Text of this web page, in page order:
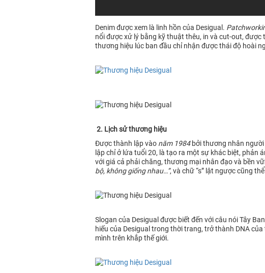
Denim được xem là linh hồn của Desigual.
nổi được xử lý bằng kỹ thuật thêu, in và cut-out,
thương hiệu lúc ban đầu chỉ nhận được thái độ hoài
2. Lịch sử thương hiệu
Được thành lập vào năm 1984bởi thương nhân người
lập chỉ ở lứa tuổi 20, là tạo ra một sự khác biệt, phản
với giá cả phải chăng, thương mại nhân đạo và bền
bộ, không giống nhau…”, và chữ “s” lật ngược cũng
Slogan của Desigual được biết đến với câu nói Tây
hiếu của Desigual trong thời trang, trở thành DNA
mình trên khắp thế giới.